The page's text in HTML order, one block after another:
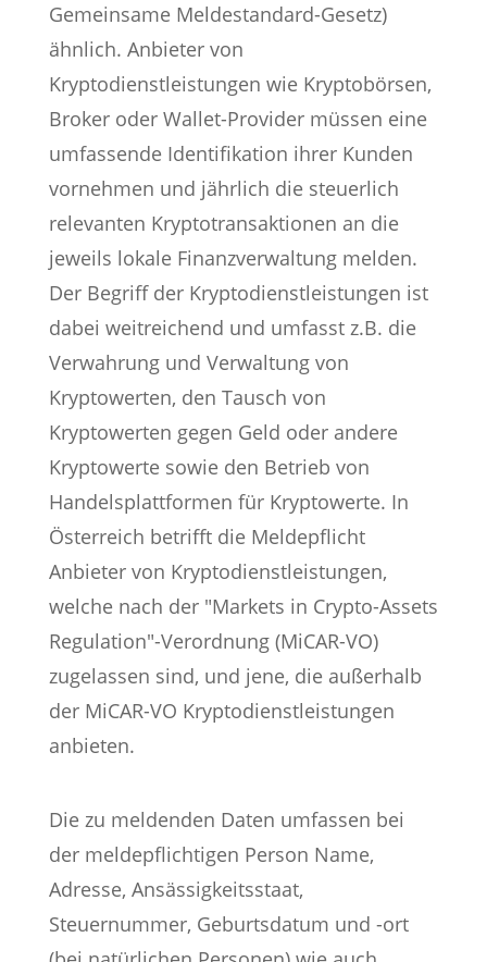
Gemeinsame Meldestandard-Gesetz)
ähnlich. Anbieter von
Kryptodienstleistungen wie Kryptobörsen,
Broker oder Wallet-Provider müssen eine
umfassende Identifikation ihrer Kunden
vornehmen und jährlich die steuerlich
relevanten Kryptotransaktionen an die
jeweils lokale Finanzverwaltung melden.
Der Begriff der Kryptodienstleistungen ist
dabei weitreichend und umfasst z.B. die
Verwahrung und Verwaltung von
Kryptowerten, den Tausch von
Kryptowerten gegen Geld oder andere
Kryptowerte sowie den Betrieb von
Handelsplattformen für Kryptowerte. In
Österreich betrifft die Meldepflicht
Anbieter von Kryptodienstleistungen,
welche nach der "Markets in Crypto-Assets
Regulation"-Verordnung (MiCAR-VO)
zugelassen sind, und jene, die außerhalb
der MiCAR-VO Kryptodienstleistungen
anbieten.
Die zu meldenden Daten umfassen bei
der meldepflichtigen Person Name,
Adresse, Ansässigkeitsstaat,
Steuernummer, Geburtsdatum und -ort